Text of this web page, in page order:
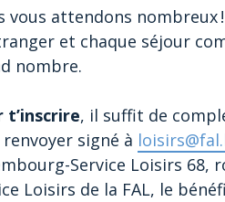
vous attendons nombreux !
et chaque séjour
nombre.
t’inscrire, il suffit de
signé à
Service Loisirs 68,
Loisirs de la FAL, le